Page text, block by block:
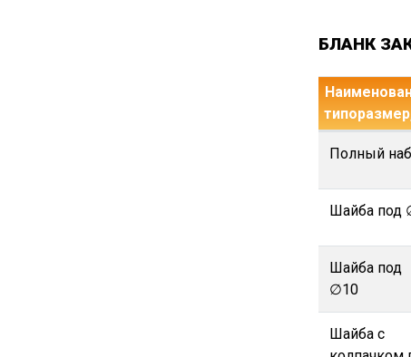
БЛАНК
Полный
Шайба под
Шайба под
∅10
Шайба с